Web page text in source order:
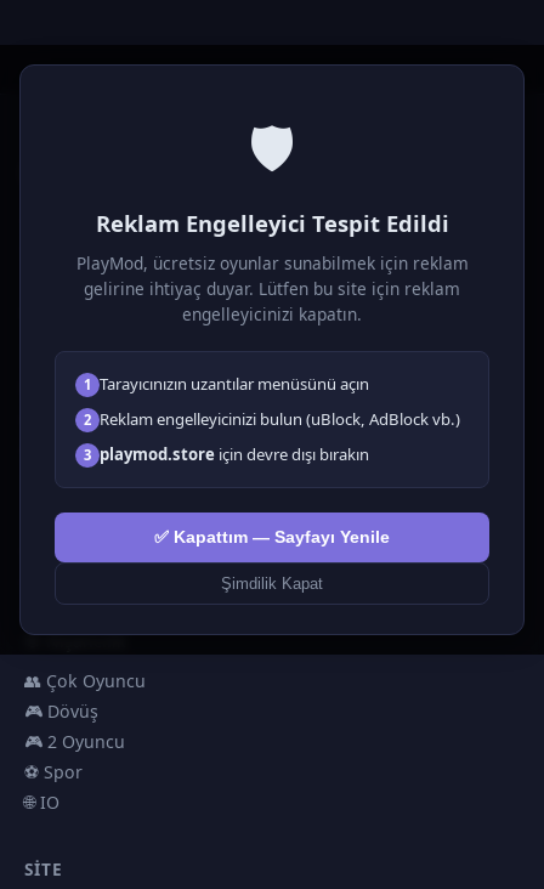
🛡️
Reklam Engelleyici Tespit Edildi
PlayMod, ücretsiz oyunlar sunabilmek için reklam
gelirine ihtiyaç duyar. Lütfen bu site için reklam
engelleyicinizi kapatın.
1 Tarayıcınızın uzantılar menüsünü açın
2 Reklam engelleyicinizi bulun (uBlock, AdBlock vb.)
3 playmod.store için devre dışı bırakın
✅ Kapattım — Sayfayı Yenile
Şimdilik Kapat
Ücretsiz online HTML5 oyunlar! Aksiyon, bulmaca, spor ve
Tüm Oyunlar
🗺️ Macera
🧩 Bulmacalar
🎮 Tıklayıcı
💅 Kızlar
🕹️ Arcade
🎮 Hypercasual
🎮 Erkekler
🎯 Nişancılık
👥 Çok Oyuncu
🎮 Dövüş
🎮 2 Oyuncu
⚽ Spor
🌐 IO
SITE